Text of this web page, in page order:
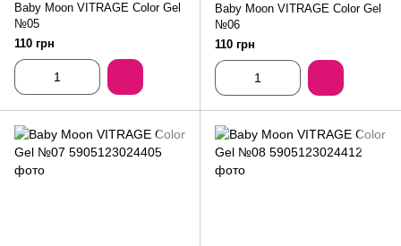
Baby Moon VITRAGE Color Gel
№05
110 грн
Baby Moon VITRAGE Color Gel
№06
110 грн